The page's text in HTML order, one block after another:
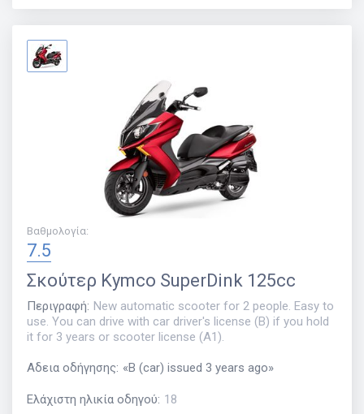
Βαθμολογία:
7.5
Σκούτερ Kymco SuperDink 125cc
Περιγραφή: New automatic scooter for 2 people. Easy to
use. You can drive with car driver's license (B) if you hold
it for 3 years or scooter license (A1).
Αδεια οδήγησης: «B (car) issued 3 years ago»
Ελάχιστη ηλικία οδηγού: 18